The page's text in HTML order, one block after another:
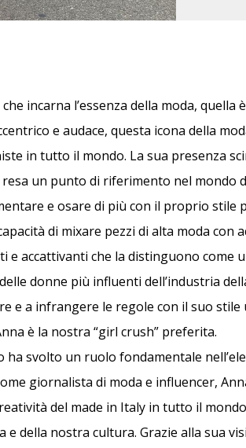
che incarna l’essenza della moda,
e audace, questa icona della
in tutto il mondo. La sua presenza
resa un punto di riferimento nel
e osare di più con il proprio stile
di mixare pezzi di alta moda con
e accattivanti che la distinguono come
donne più influenti dell’industria
e a infrangere le regole con il suo stile
è la nostra “girl crush” preferita.
ha svolto un ruolo fondamentale
giornalista di moda e influencer,
del made in Italy in tutto il
e della nostra cultura. Grazie alla sua